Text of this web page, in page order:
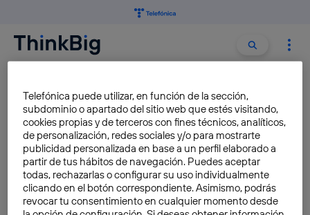
Buscar
HIGGS
Encuentran pruebas de la
descomposición en quarks del
bosón de Higgs
Javier Martín
Telefónica puede utilizar, en función de la sección,
subdominio o apartado del sitio web que estés visitando,
cookies propias y de terceros con fines técnicos, analíticos,
de personalización, redes sociales y/o para mostrarte
publicidad personalizada en base a un perfil elaborado a
partir de tus hábitos de navegación. Puedes aceptar
todas, rechazarlas o configurar su uso individualmente
clicando en el botón correspondiente. Asimismo, podrás
revocar tu consentimiento en cualquier momento desde